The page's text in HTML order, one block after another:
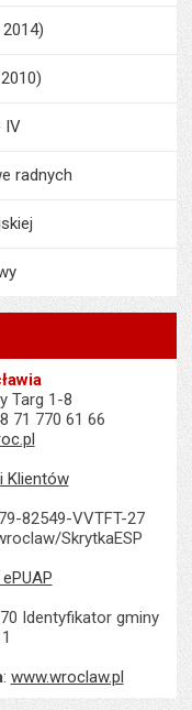
IV
radnych
Targ 1-8
71 770 61 66
Klientów
82549-VVTFT-27
SkrytkaESP
Identyfikator gminy
: www.wroclaw.pl